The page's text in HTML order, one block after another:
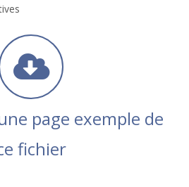
page exemple de
fichier